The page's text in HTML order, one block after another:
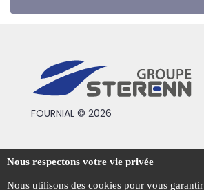
FOURNIAL © 2026
Conditions générales de vente
Mentions légales
Nous respectons votre vie privée
Nous utilisons des cookies pour vous